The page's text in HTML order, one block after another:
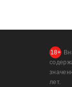
лет.